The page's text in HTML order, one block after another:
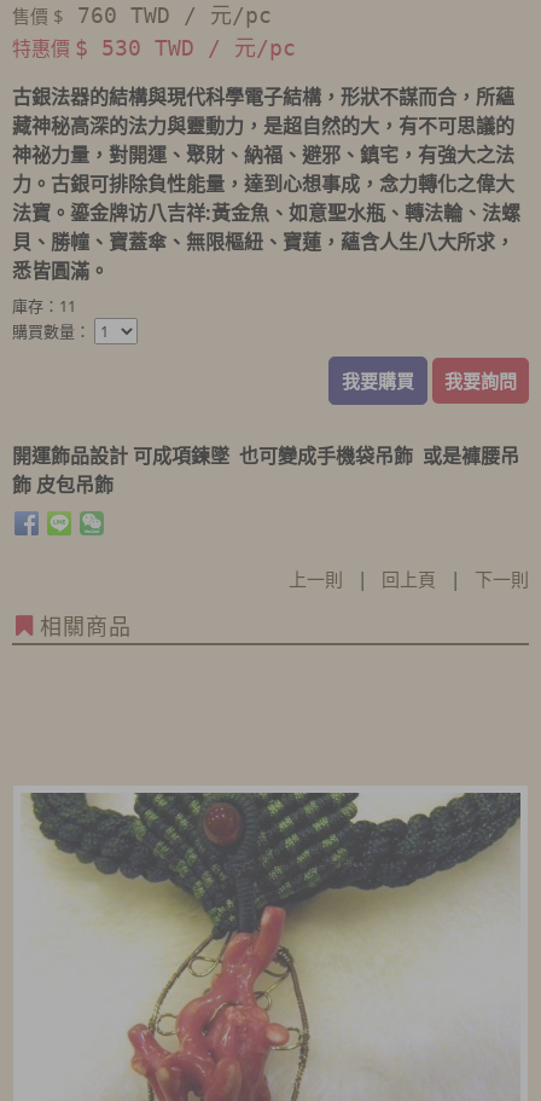
售價 $ 760 TWD / 元/pc
特惠價 $ 530 TWD / 元/pc
古銀法器的結構與現代科學電子結構，形狀不謀而合，所蘊
藏神秘高深的法力與靈動力，是超自然的大，有不可思議的
神祕力量，對開運、聚財、納福、避邪、鎮宅，有強大之法
力。古銀可排除負性能量，達到心想事成，念力轉化之偉大
法寶。鎏金牌访八吉祥:黃金魚、如意聖水瓶、轉法輪、法螺
貝、勝幢、寶蓋傘、無限樞紐、寶蓮，蘊含人生八大所求，
悉皆圓滿。
庫存：11
購買數量：
我要購買 我要詢問
開運飾品設計 可成項鍊墜 也可變成手機袋吊飾 或是褲腰吊
飾 皮包吊飾
上一則 | 回上頁 | 下一則
相關商品